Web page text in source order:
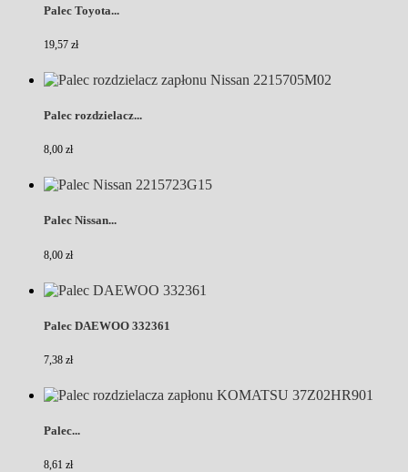
Palec Toyota...
19,57 zł
Palec rozdzielacz...
8,00 zł
Palec Nissan...
8,00 zł
Palec DAEWOO 332361
7,38 zł
Palec...
8,61 zł